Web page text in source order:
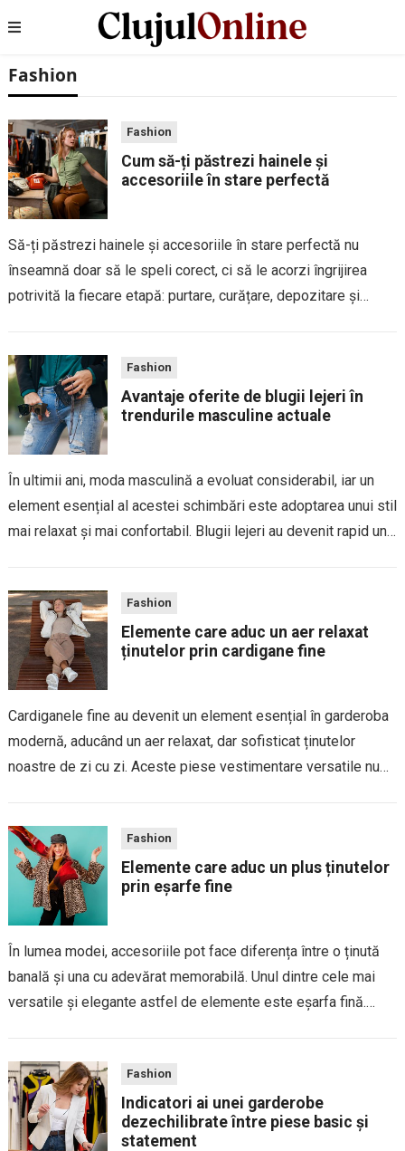
Fashion
Fashion
Cum să-ți păstrezi hainele și
accesoriile în stare perfectă
Să-ți păstrezi hainele și accesoriile în stare perfectă nu
înseamnă doar să le speli corect, ci să le acorzi îngrijirea
potrivită la fiecare etapă: purtare, curățare, depozitare și
Fashion
Avantaje oferite de blugii lejeri în
trendurile masculine actuale
În ultimii ani, moda masculină a evoluat considerabil, iar un
element esențial al acestei schimbări este adoptarea unui stil
mai relaxat și mai confortabil. Blugii lejeri au devenit rapid un
Fashion
Elemente care aduc un aer relaxat
ținutelor prin cardigane fine
Cardiganele fine au devenit un element esențial în garderoba
modernă, aducând un aer relaxat, dar sofisticat ținutelor
noastre de zi cu zi. Aceste piese vestimentare versatile nu
Fashion
Elemente care aduc un plus ținutelor
prin eșarfe fine
În lumea modei, accesoriile pot face diferența între o ținută
banală și una cu adevărat memorabilă. Unul dintre cele mai
versatile și elegante astfel de elemente este eșarfa fină.
Fashion
Indicatori ai unei garderobe
dezechilibrate între piese basic și
statement